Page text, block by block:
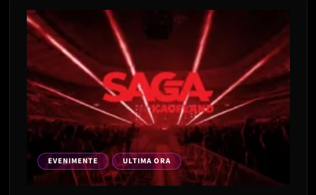
EVENIMENTE ULTIMA ORA